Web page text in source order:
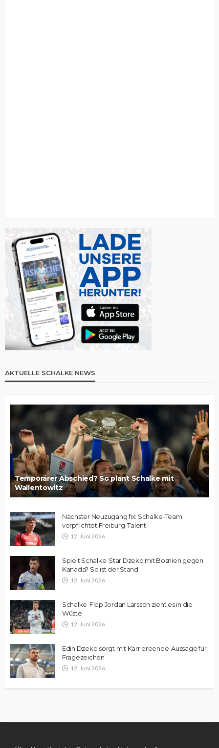
AKTUELLE SCHALKE NEWS
Temporärer Abschied? So plant Schalke mit
Wallentowitz
Nächster Neuzugang fix: Schalke-Team
verpflichtet Freiburg-Talent
12. Juni 2026
Spielt Schalke-Star Dzeko mit Bosnien gegen
Kanada? So ist der Stand
12. Juni 2026
Schalke-Flop Jordan Larsson zieht es in die
Wüste
12. Juni 2026
Edin Dzeko sorgt mit Karriereende-Aussage für
Fragezeichen
12. Juni 2026